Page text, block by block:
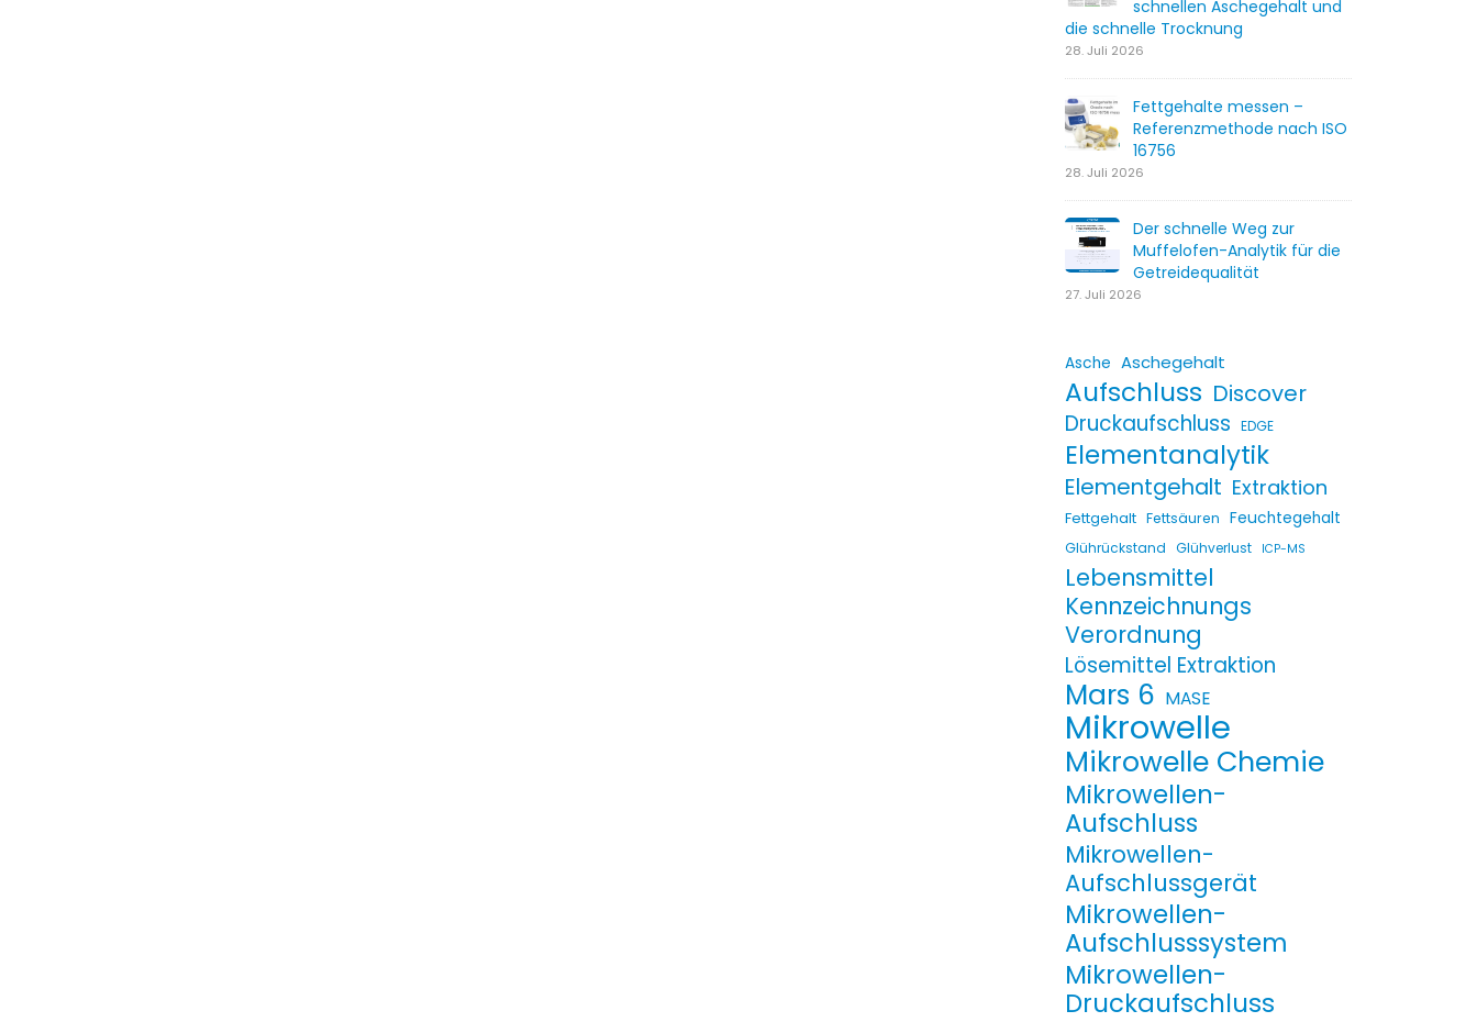
schnellen Aschegehalt und
die schnelle Trocknung
28. Juli 2026
Fettgehalte messen –
Referenzmethode nach ISO
16756
28. Juli 2026
Der schnelle Weg zur
Muffelofen-Analytik für die
Getreidequalität
27. Juli 2026
Asche Aschegehalt
Aufschluss Discover
Druckaufschluss EDGE
Elementanalytik
Elementgehalt Extraktion
Fettgehalt Fettsäuren Feuchtegehalt
Glührückstand Glühverlust ICP-MS
Lebensmittel
Kennzeichnungs
Verordnung
Lösemittel Extraktion
Mars 6 MASE
Mikrowelle
Mikrowelle Chemie
Mikrowellen-
Aufschluss
Mikrowellen-
Aufschlussgerät
Mikrowellen-
Aufschlusssystem
Mikrowellen-
Druckaufschluss